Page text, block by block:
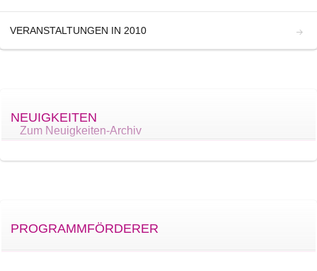
VERANSTALTUNGEN IN 2010
NEUIGKEITEN
Zum Neuigkeiten-Archiv
PROGRAMMFÖRDERER